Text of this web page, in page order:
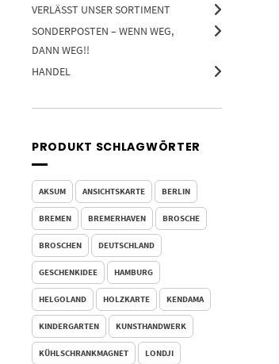
VERLÄSST UNSER SORTIMENT
SONDERPOSTEN – WENN WEG,
DANN WEG!!
HANDEL
PRODUKT SCHLAGWÖRTER
AKSUM ANSICHTSKARTE BERLIN
BREMEN BREMERHAVEN BROSCHE
BROSCHEN DEUTSCHLAND
GESCHENKIDEE HAMBURG
HELGOLAND HOLZKARTE KENDAMA
KINDERGARTEN KUNSTHANDWERK
KÜHLSCHRANKMAGNET LONDJI